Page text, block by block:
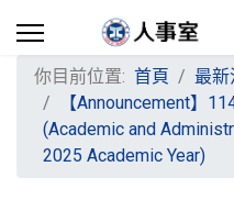
你目前位置: 首頁
最新
【Announcement】
(Academic and
2025 Academic Year)